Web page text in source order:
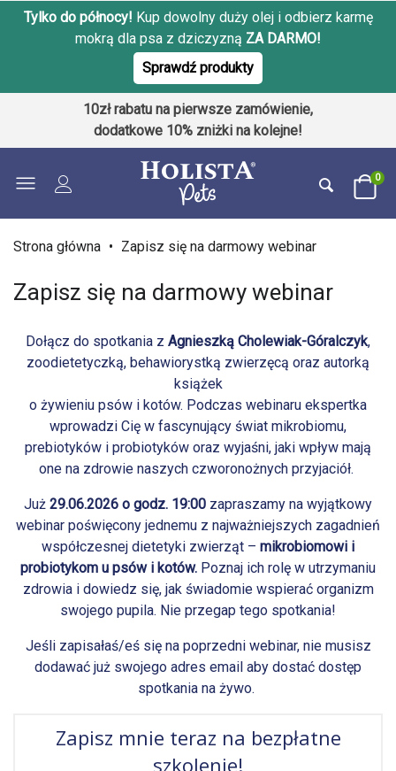
Tylko do północy! Kup dowolny duży olej i odbierz karmę
mokrą dla psa z dziczyzną ZA DARMO!
Sprawdź produkty
10zł rabatu na pierwsze zamówienie,
dodatkowe 10% zniżki na kolejne!
0
Strona główna • Zapisz się na darmowy webinar
Zapisz się na darmowy webinar
Dołącz do spotkania z Agnieszką Cholewiak-Góralczyk,
zoodietetyczką, behawiorystką zwierzęcą oraz autorką
książek
o żywieniu psów i kotów. Podczas webinaru ekspertka
wprowadzi Cię w fascynujący świat mikrobiomu,
prebiotyków i probiotyków oraz wyjaśni, jaki wpływ mają
one na zdrowie naszych czworonożnych przyjaciół.
Już 29.06.2026 o godz. 19:00 zapraszamy na wyjątkowy
webinar poświęcony jednemu z najważniejszych zagadnień
współczesnej dietetyki zwierząt – mikrobiomowi i
probiotykom u psów i kotów. Poznaj ich rolę w utrzymaniu
zdrowia i dowiedz się, jak świadomie wspierać organizm
swojego pupila. Nie przegap tego spotkania!
Jeśli zapisałaś/eś się na poprzedni webinar, nie musisz
dodawać już swojego adres email aby dostać dostęp
spotkania na żywo.